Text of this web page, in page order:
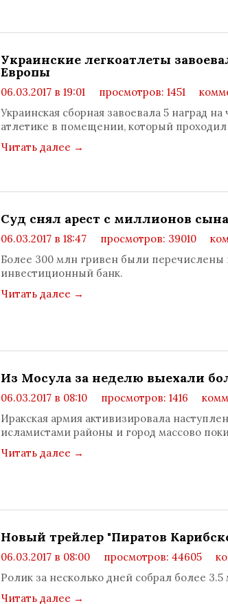
Украинские легкоатлеты
Европы
06.03.2017 в 19:01 просмотров: 1451
Украинская сборная завоевала 5 наград
атлетике в помещении, который проходил
Читать далее →
Суд снял арест с миллионов
06.03.2017 в 18:47 просмотров: 39010
Более 300 млн гривен были
инвестиционный банк.
Читать далее →
Из Мосула за неделю выехали
06.03.2017 в 08:10 просмотров: 1416
Иракская армия активизировала
исламистами районы и город массово
Читать далее →
Новый трейлер "Пиратов
06.03.2017 в 08:00 просмотров: 44605
Ролик за несколько дней собрал более
Читать далее →